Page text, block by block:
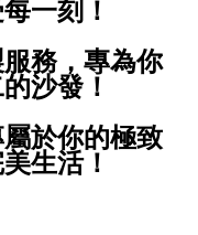
一刻！
務，專為你
沙發！
於你的極致
生活！